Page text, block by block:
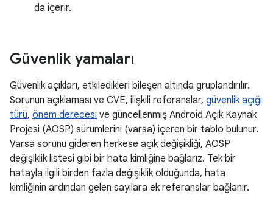
da içerir.
Güvenlik yamaları
Güvenlik açıkları, etkiledikleri bileşen altında gruplandırılır.
Sorunun açıklaması ve CVE, ilişkili referanslar, güvenlik açığı
türü, önem derecesi ve güncellenmiş Android Açık Kaynak
Projesi (AOSP) sürümlerini (varsa) içeren bir tablo bulunur.
Varsa sorunu gideren herkese açık değişikliği, AOSP
değişiklik listesi gibi bir hata kimliğine bağlarız. Tek bir
hatayla ilgili birden fazla değişiklik olduğunda, hata
kimliğinin ardından gelen sayılara ek referanslar bağlanır.